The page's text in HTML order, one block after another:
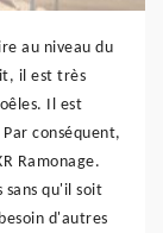
au niveau du
il est très
Il est
conséquent,
Ramonage.
sans qu'il soit
d'autres